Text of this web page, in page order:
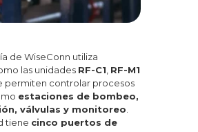
de WiseConn utiliza
las unidades RF-C1 RF-M1
permiten controlar procesos
estaciones de bombeo,
válvulas y monitoreo
tiene cinco puertos de